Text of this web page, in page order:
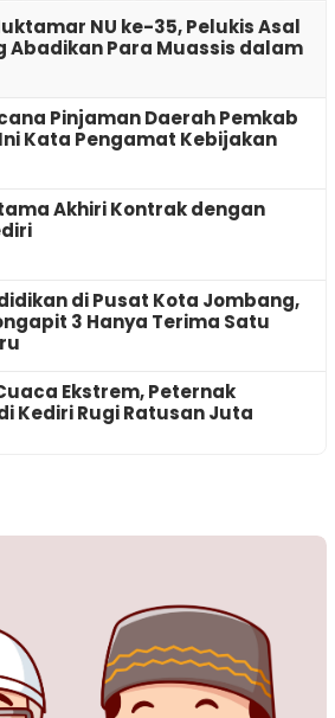
NU ke-35, Pelukis Asal
Abadikan Para Muassis dalam
Pinjaman Daerah Pemkab
Kata Pengamat Kebijakan
Akhiri Kontrak dengan
di Pusat Kota Jombang,
3 Hanya Terima Satu
Ekstrem, Peternak
Kediri Rugi Ratusan Juta